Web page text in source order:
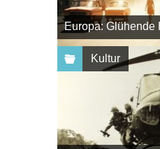
Europa: Glühende
Kultur